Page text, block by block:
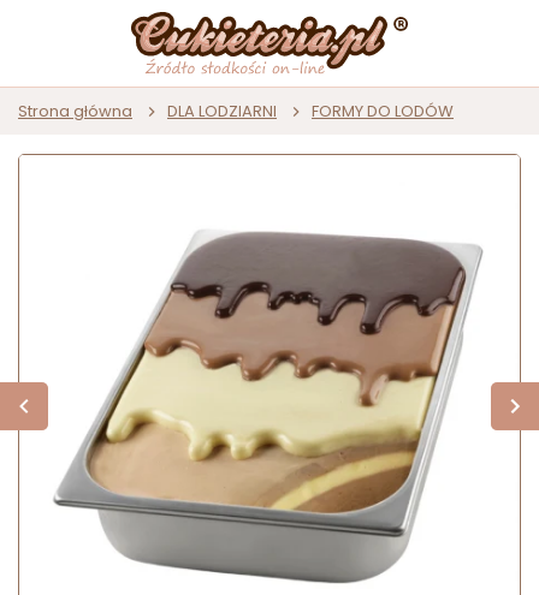
Strona główna DLA LODZIARNI FORMY DO LODÓW